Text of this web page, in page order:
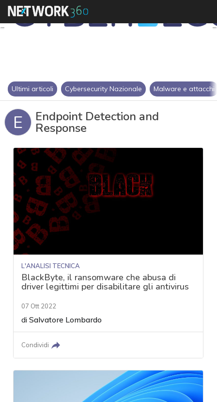
Ultimi articoli Cybersecurity Nazionale Malware e attacchi
E Endpoint Detection and
Response
L'ANALISI TECNICA
BlackByte, il ransomware che abusa di
driver legittimi per disabilitare gli antivirus
07 Ott 2022
diSalvatore Lombardo
Condividi